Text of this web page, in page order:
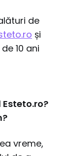
de
și
10 ani
vreme,